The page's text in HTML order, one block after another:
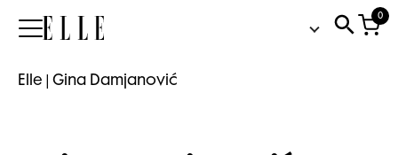
Elle
0
Elle Gina Damjanović